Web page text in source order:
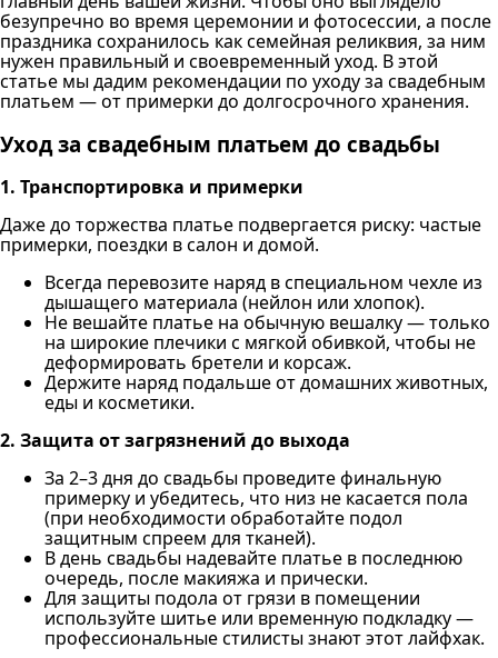
безупречно во время церемонии и фотосессии, а после
праздника сохранилось как семейная реликвия, за ним
нужен правильный и своевременный уход. В этой
статье мы дадим рекомендации по уходу за свадебным
платьем — от примерки до долгосрочного хранения.
Уход за свадебным платьем до свадьбы
1. Транспортировка и примерки
Даже до торжества платье подвергается риску: частые
примерки, поездки в салон и домой.
Всегда перевозите наряд в специальном чехле из
дышащего материала (нейлон или хлопок).
Не вешайте платье на обычную вешалку — только
на широкие плечики с мягкой обивкой, чтобы не
деформировать бретели и корсаж.
Держите наряд подальше от домашних животных,
еды и косметики.
2. Защита от загрязнений до выхода
За 2–3 дня до свадьбы проведите финальную
примерку и убедитесь, что низ не касается пола
(при необходимости обработайте подол
защитным спреем для тканей).
В день свадьбы надевайте платье в последнюю
очередь, после макияжа и прически.
Для защиты подола от грязи в помещении
используйте шитье или временную подкладку —
профессиональные стилисты знают этот лайфхак.